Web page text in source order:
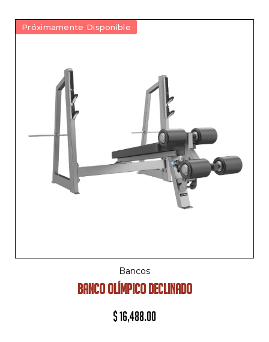
Próximamente Disponible
Bancos
BANCO OLÍMPICO DECLINADO
$16,488.00